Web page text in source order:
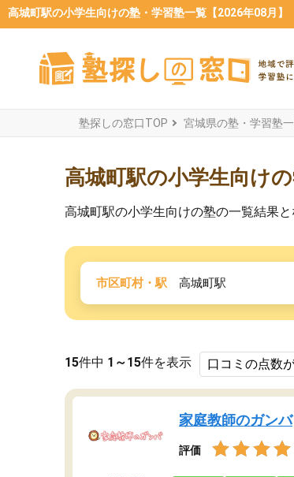
高城町駅の小学生向けの塾・学習塾一覧【2026年08月】
塾探しの窓口TOP 宮城県の塾・学習塾
高城町駅の小学生向け
高城町駅の小学生向けの塾の一覧結果
市区町村・駅 高城町駅
15件中 1～15件を表示
家庭教師のガンバ
評価